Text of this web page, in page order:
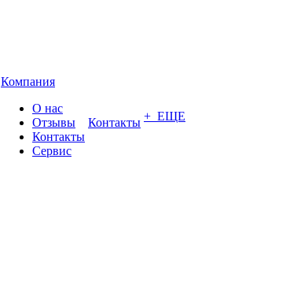
Компания
О нас
Отзывы
Контакты
Сервис
Контакты + ЕЩЕ